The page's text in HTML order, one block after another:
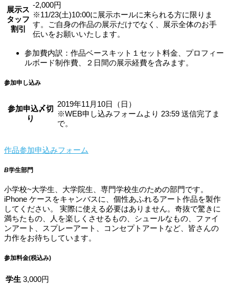
展示ス
タッフ
割引
-2,000円
※11/23(土)10:00に展示ホールに来られる方に限りま
す。ご自身の作品の展示だけでなく、展示全体のお手
伝いをお願いいたします。
参加費内訳：作品ベースキット１セット料金、プロフィー
ルボード制作費、２日間の展示経費を含みます。
参加申し込み
参加申込〆切
り
2019年11月10日（日）
※WEB申し込みフォームより 23:59 送信完了ま
で。
作品参加申込みフォーム
B学生部門
小学校~大学生、大学院生、専門学校生のための部門です。
iPhone ケースをキャンバスに、個性あふれるアート作品を製作
してください。 実際に使える必要はありません。奇抜で驚きに
満ちたもの、人を楽しくさせるもの、シュールなもの、ファイ
ンアート、スプレーアート、コンセプトアートなど、皆さんの
力作をお待ちしています。
参加料金(税込み)
学生 3,000円